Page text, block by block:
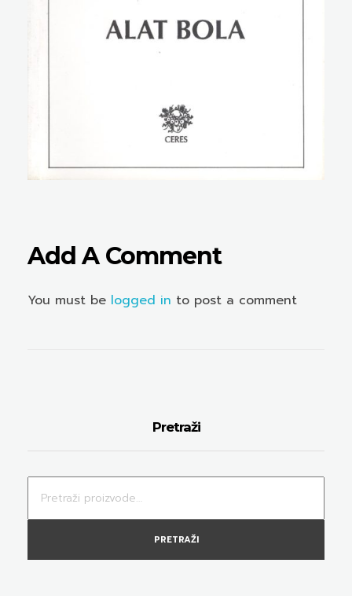
Add A Comment
You must be logged in to post a comment
Pretraži
PRETRAŽI